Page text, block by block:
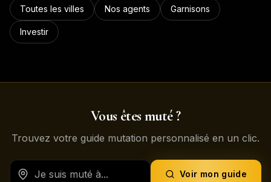
Toutes les villes Nos agents Garnisons
Investir
Vous êtes muté ?
Trouvez votre guide mutation personnalisé en un clic.
Voir mon guide